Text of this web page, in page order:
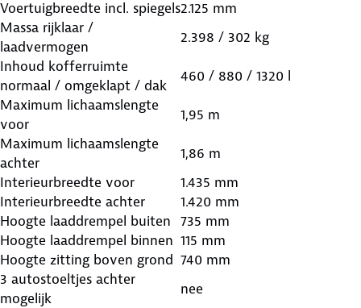
Voertuigbreedte incl. spiegels2.125 mm
Massa rijklaar /
laadvermogen
2.398 / 302 kg
Inhoud kofferruimte
normaal / omgeklapt / dak
460 / 880 / 1320 l
Maximum lichaamslengte
voor
1,95 m
Maximum lichaamslengte
achter
1,86 m
Interieurbreedte voor
1.435 mm
Interieurbreedte achter
1.420 mm
Hoogte laaddrempel buiten 735 mm
Hoogte laaddrempel binnen 115 mm
Hoogte zitting boven grond 740 mm
3 autostoeltjes achter
mogelijk
nee